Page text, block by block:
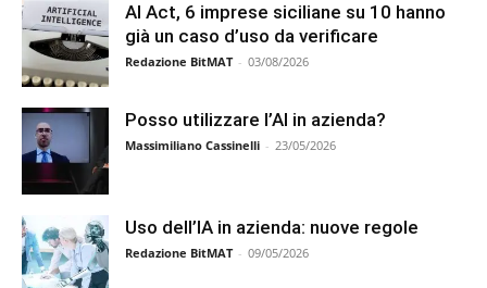
AI Act, 6 imprese siciliane su 10 hanno
già un caso d’uso da verificare
Redazione BitMAT - 03/08/2026
Posso utilizzare l’AI in azienda?
Massimiliano Cassinelli - 23/05/2026
Uso dell’IA in azienda: nuove regole
Redazione BitMAT - 09/05/2026